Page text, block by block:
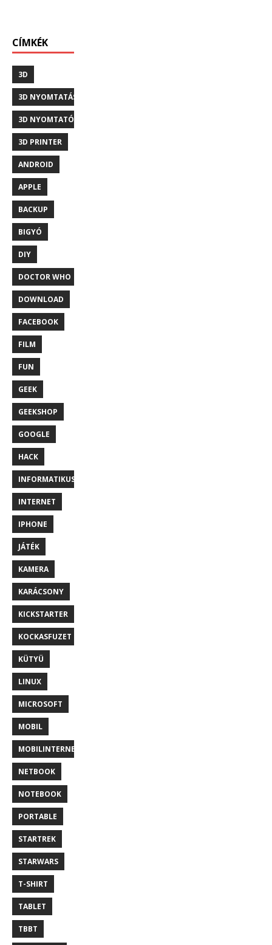
CÍMKÉK
3D
3D NYOMTATÁS
3D NYOMTATÓ
3D PRINTER
ANDROID
APPLE
BACKUP
BIGYÓ
DIY
DOCTOR WHO
DOWNLOAD
FACEBOOK
FILM
FUN
GEEK
GEEKSHOP
GOOGLE
HACK
INFORMATIKUS
INTERNET
IPHONE
JÁTÉK
KAMERA
KARÁCSONY
KICKSTARTER
KOCKASFUZET
KÜTYÜ
LINUX
MICROSOFT
MOBIL
MOBILINTERNET
NETBOOK
NOTEBOOK
PORTABLE
STARTREK
STARWARS
T-SHIRT
TABLET
TBBT